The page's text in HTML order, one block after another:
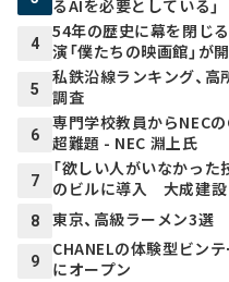
るAIを必要としている」
4
54年の歴史に幕を閉じ
演「僕たちの映画館」が
5
私鉄沿線ランキング、
調査
6
専門学校教員からNECの
超難題 - NEC 淵上氏
7
「欲しい人がいなかった
のビルに導入 大成建設
8 東京、高級ラーメン3選
9
CHANELの体験型ビン
にオープン